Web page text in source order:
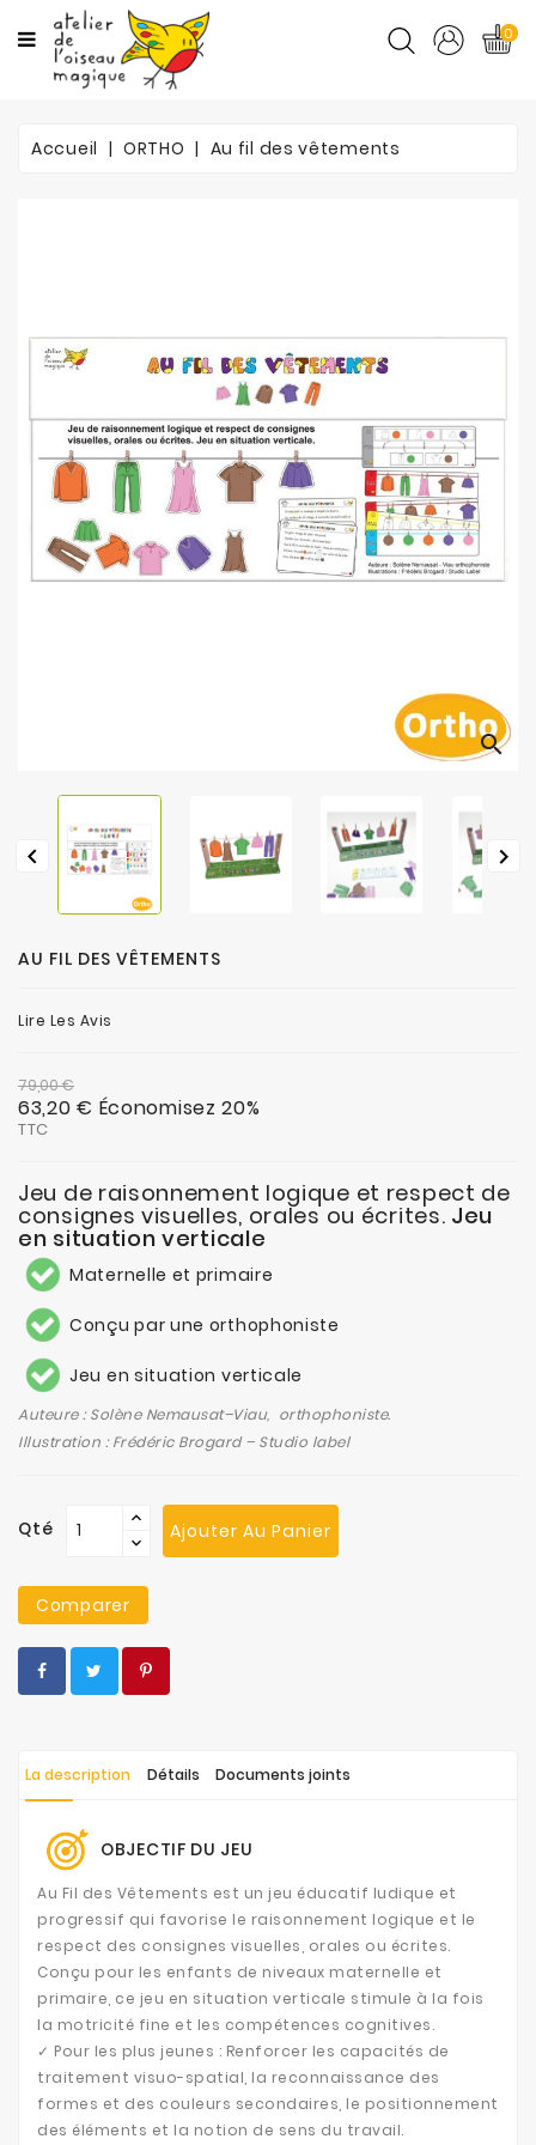
CATÉGORIES
BLOG
0
Accueil ORTHO Au fil des vêtements
search
 
AU FIL DES VÊTEMENTS
Lire Les Avis
79,00 €
63,20 € Économisez 20%
TTC
Jeu de raisonnement logique et respect de
consignes visuelles, orales ou écrites. Jeu
en situation verticale
Maternelle et primaire
Conçu par une orthophoniste
Jeu en situation verticale
Auteure : Solène Nemausat–Viau, orthophoniste.
Illustration : Frédéric Brogard – Studio label
Qté Ajouter Au Panier
Comparer
La description Détails Documents joints
OBJECTIF DU JEU
Au Fil des Vêtements est un jeu éducatif ludique et
progressif qui favorise le raisonnement logique et le
respect des consignes visuelles, orales ou écrites.
Conçu pour les enfants de niveaux maternelle et
primaire, ce jeu en situation verticale stimule à la fois
la motricité fine et les compétences cognitives.
✓ Pour les plus jeunes : Renforcer les capacités de
traitement visuo-spatial, la reconnaissance des
formes et des couleurs secondaires, le positionnement
des éléments et la notion de sens du travail.